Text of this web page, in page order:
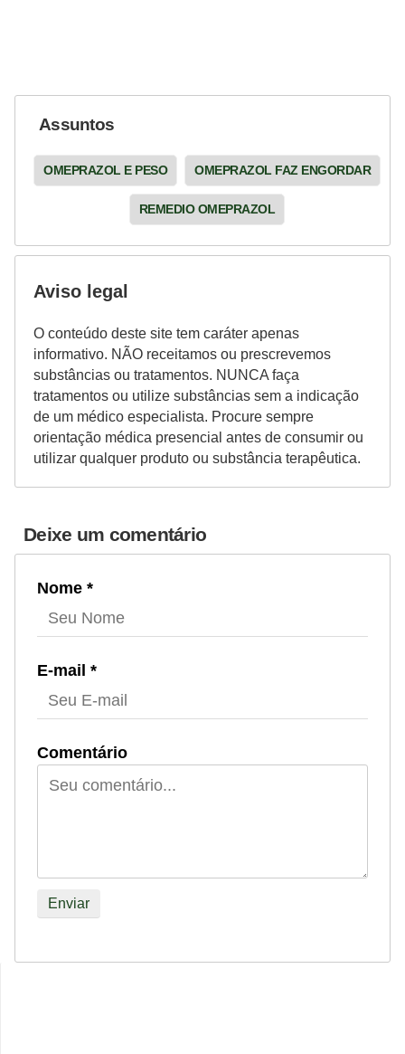
Assuntos
OMEPRAZOL E PESO OMEPRAZOL FAZ ENGORDAR
REMEDIO OMEPRAZOL
Aviso legal
O conteúdo deste site tem caráter apenas
informativo. NÃO receitamos ou prescrevemos
substâncias ou tratamentos. NUNCA faça
tratamentos ou utilize substâncias sem a indicação
de um médico especialista. Procure sempre
orientação médica presencial antes de consumir ou
utilizar qualquer produto ou substância terapêutica.
Deixe um comentário
Nome *
E-mail *
Comentário